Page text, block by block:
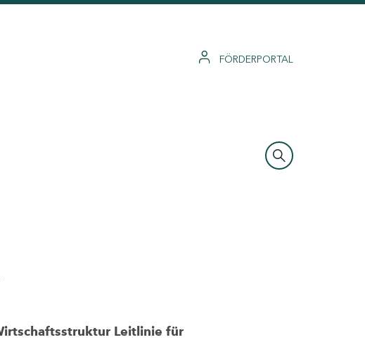
FÖRDERPORTAL
Leitlinie für